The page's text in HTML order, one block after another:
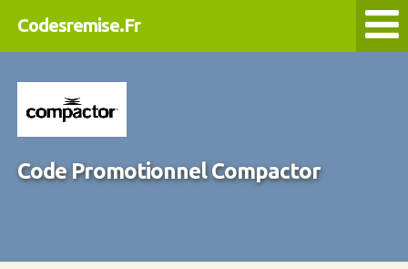
Codesremise.Fr
Code Promotionnel Compactor